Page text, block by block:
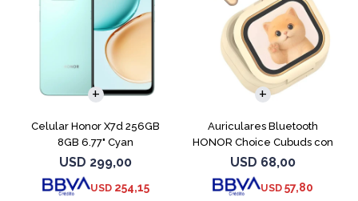
Celular Honor X7d 256GB
8GB 6.77" Cyan
USD 299,00
USD 254,15
COMPARAR
Auriculares Bluetooth
HONOR Choice Cubuds con
Pantalla Beige
USD 68,00
USD 57,80